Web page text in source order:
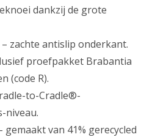
dankzij de grote
zachte antislip onderkant.
proefpakket Brabantia
(code R).
to-Cradle®-
niveau.
van 41% gerecycled